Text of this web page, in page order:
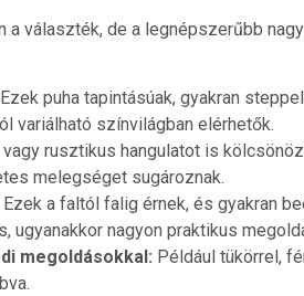
a választék, de a legnépszerűbb
Ezek puha tapintásúak, gyakran
variálható színvilágban elérhetők.
rusztikus hangulatot is
melegséget sugároznak.
Ezek a faltól falig érnek, és gyakran
ugyanakkor nagyon praktikus
megoldásokkal: Például tükörrel,